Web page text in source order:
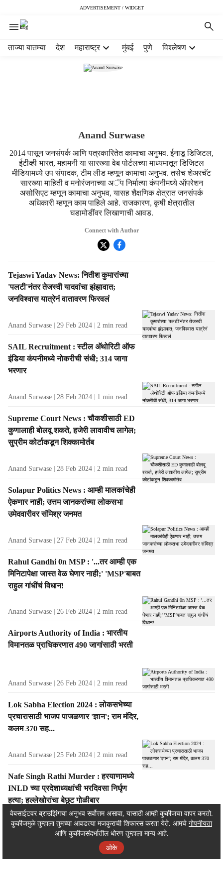
ADVERTISEMENT / WIDGET
ताज्या बातम्या देश महाराष्ट्र मुंबई पुणे विश्लेषण
Anand Surwase
2014 पासून जनसंपर्क आणि पत्रकारितेत कामाचा अनुभव. ईनाडू डिजिटल,
ईटीव्ही भारत, महामनी या सारख्या वेब पोर्टलच्या माध्यमातून डिजिटल
मीडियामध्ये उप संपादक, टीम लीड म्हणून कामाचा अनुभव. तसेच शेअरचॅट
सारख्या माहिती व मनोरंजनाच्या अॅप निर्मात्या कंपनीमध्ये ऑपरेशन
असोसिएट म्हणून कामाचा अनुभव, यासह शैक्षणिक क्षेत्रात जनसंपर्क
अधिकारी म्हणून काम पाहिले आहे. राजकारण, कृषी क्षेत्रातील
घडामोडींवर लिखाणाची आवड.
Connect with Author
S
t
o
e
f
r
o
t
e
A
u
o
Tejaswi Yadav News: नितीश कुमारांच्या
'पलटी'नंतर तेजस्वी यादवांचा झंझावात;
जनविश्वास यात्रेनं वातावरण फिरवलं
Anand Surwase 29 Feb 2024 2 min read
SAIL Recruitment : स्टील अ‍ॅथोरिटी ऑफ
इंडिया कंपनीमध्ये नोकरीची संधी; 314 जागा
भरणार
Anand Surwase 28 Feb 2024 1 min read
Supreme Court News : चौकशीसाठी ED
कुणालाही बोलवू शकते, हजेरी लावावीच लागेल;
सुप्रीम कोर्टाकडून शिक्कामोर्तब
Anand Surwase 28 Feb 2024 2 min read
Solapur Politics News : आम्ही मालकांचेही
ऐकणार नाही; उत्तम जानकरांच्या लोकसभा
उमेदवारीवर संमिश्र जनमत
Anand Surwase 27 Feb 2024 2 min read
Rahul Gandhi 0n MSP : '...तर आम्ही एक
मिनिटापेक्षा जास्त वेळ घेणार नाही;' 'MSP'बाबत
राहुल गांधींचं विधान!
Anand Surwase 26 Feb 2024 2 min read
Airports Authority of India : भारतीय
विमानतळ प्राधिकरणात 490 जागांसाठी भरती
Anand Surwase 26 Feb 2024 2 min read
Lok Sabha Election 2024 : लोकसभेच्या
प्रचारासाठी भाजप पाजळणार 'ज्ञान'; राम मंदिर,
कलम 370 सह...
Anand Surwase 25 Feb 2024 2 min read
Nafe Singh Rathi Murder : हरयाणामध्ये
INLD च्या प्रदेशाध्यक्षांची भरदिवसा निर्घृण
हत्या; हल्लेखोरांचा बेछूट गोळीबार
Anand Surwase 25 Feb 2024 2 min read
ADVERTISEMENT / WIDGET
वेबसाईटवर ब्राउझिंगचा अनुभव सर्वोत्तम असावा, यासाठी आम्ही कुकीजचा वापर करतो.
कुकीजमुळे तुम्हाला तुमच्या आवडत्या मजकुराची शिफारस करता येते. आमचे गोपनीयता
आणि कुकीजसंदर्भातील धोरण तुम्हाला मान्य आहे.
ओके